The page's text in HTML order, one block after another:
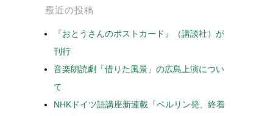
最近の投稿
『おとうさんのポストカード』（講談社）が
刊行
音楽朗読劇「借りた風景」の広島上演につい
て
NHKドイツ語講座新連載「ベルリン発、終着